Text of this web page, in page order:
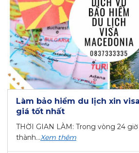
Làm bảo hiểm du lịch xin
giá tốt nhất
THỜI GIAN LÀM: Trong vòng 24 giờ
thành...Xem thêm